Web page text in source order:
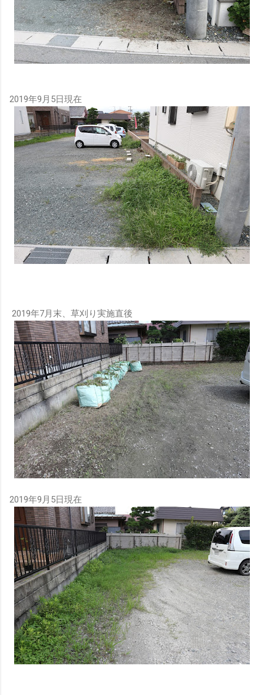
2019年9月5日現在
2019年7月末、草刈り実施直後
2019年9月5日現在